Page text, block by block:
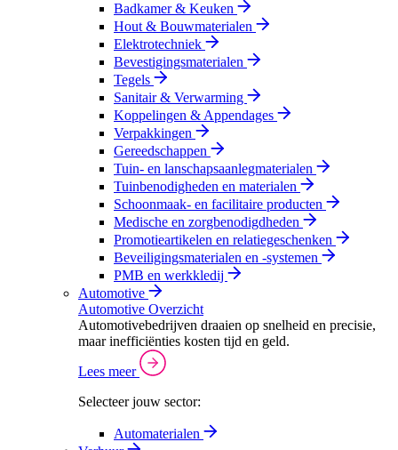
Badkamer & Keuken
Hout & Bouwmaterialen
Elektrotechniek
Bevestigingsmaterialen
Tegels
Sanitair & Verwarming
Koppelingen & Appendages
Verpakkingen
Gereedschappen
Tuin- en lanschapsaanlegmaterialen
Tuinbenodigheden en materialen
Schoonmaak- en facilitaire producten
Medische en zorgbenodigdheden
Promotieartikelen en relatiegeschenken
Beveiligingsmaterialen en -systemen
PMB en werkkledij
Automotive
Automotive Overzicht
Automotivebedrijven draaien op snelheid en precisie,
maar inefficiënties kosten tijd en geld.
Lees meer
Selecteer jouw sector:
Automaterialen